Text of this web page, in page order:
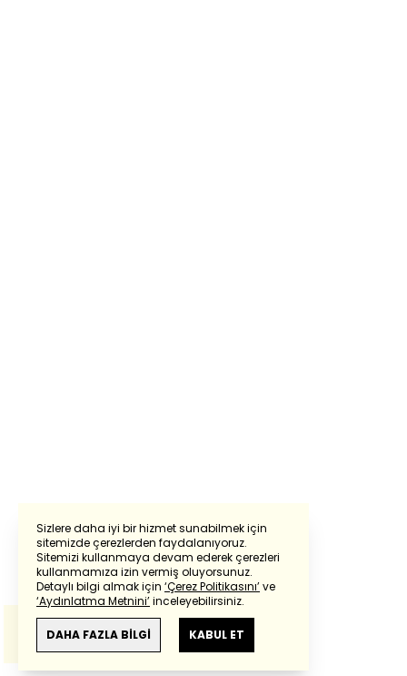
Sizlere daha iyi bir hizmet sunabilmek için
sitemizde çerezlerden faydalanıyoruz.
Sitemizi kullanmaya devam ederek çerezleri
kullanmamıza izin vermiş oluyorsunuz.
Detaylı bilgi almak için ‘Çerez Politikasını’ve
‘Aydınlatma Metnini’inceleyebilirsiniz.
DAHA FAZLA BİLGİ KABUL ET
Powered by Translate
Bu çevirideGoogle Transletekullanılmıştır.
Anlam ve çeviri hatalarından
haberturk.com
sorumlu değildir.